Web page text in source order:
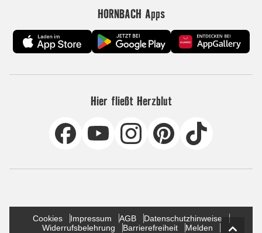
HORNBACH Apps
Hier fließt Herzblut
Cookies Impressum AGB
Datenschutzhinweise
Widerrufsbelehrung
Barrierefreiheit
Melden